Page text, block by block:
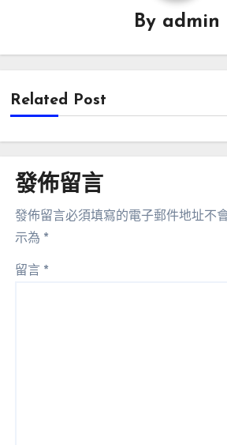
By admin
Related Post
發佈留言
發佈留言必須填寫的電子郵件地址不
示為 *
留言 *